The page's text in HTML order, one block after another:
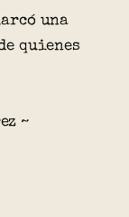
una
quienes
~